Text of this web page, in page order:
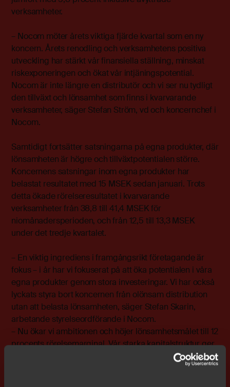
verksamheter.
– Nocom möter årets viktiga fjärde kvartal som en ny
koncern. Årets renodling och verksamhetens positiva
utveckling har stärkt vår finansiella ställning, minskat
riskexponeringen och ökat vår intjäningspotential.
Nocom är inte längre en distributör och vi ser nu tydligt
den tillväxt och lönsamhet som finns i kvarvarande
verksamheter, säger Stefan Ström, vd och koncernchef i
Nocom.
Samtidigt fortsätter satsningarna på egna produkter, där
lönsamheten är högre och tillväxtpotentialen större.
Koncernens satsningar inom egna produkter har
belastat resultatet med 15 MSEK sedan januari. Trots
detta ökade rörelseresultatet i kvarvarande
verksamheter från 38,8 till 41,4 MSEK för
niomånadersperioden, och från 12,5 till 13,3 MSEK
under det tredje kvartalet.
– En viktig ingrediens i framgångsrikt företagande är
fokus – i år har vi fokuserat på att öka potentialen i våra
egna produkter genom stora investeringar. Vi har också
lyckats styra bort koncernen från olönsam distribution
utan att belasta lönsamheten, säger Stefan Skarin,
arbetande styrelseordförande i Nocom.
– Nu ökar vi ambitionen och höjer lönsamhetsmålet till 12
procents rörelsemarginal. Vår starka kapitalstruktur ger
oss kontinuitet i återköp av aktier som en del i en mer